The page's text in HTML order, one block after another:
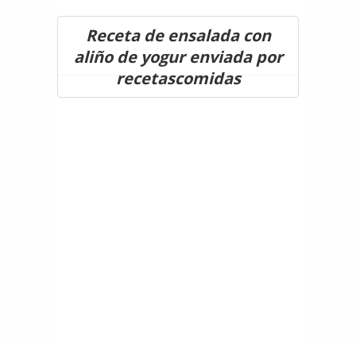
Receta de ensalada con
aliño de yogur enviada por
recetascomidas